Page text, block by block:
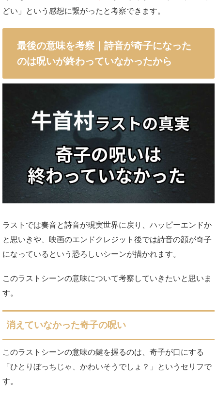
どい」という感想に繋がったと考察できます。
最後の意味を考察｜詩音が奇子になった
のは呪いが終わっていなかったから
ラストでは奏音と詩音が現実世界に戻り、ハッピーエンドか
と思いきや、映画のエンドクレジット後では詩音の顔が奇子
になっているという恐ろしいシーンが描かれます。
このラストシーンの意味について考察していきたいと思いま
す。
消えていなかった奇子の呪い
このラストシーンの意味の鍵を握るのは、奇子が口にする
「ひとりぼっちじゃ、かわいそうでしょ？」というセリフで
す。